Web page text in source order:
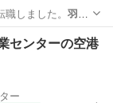
しました。 羽田
験
センターの空港
ー